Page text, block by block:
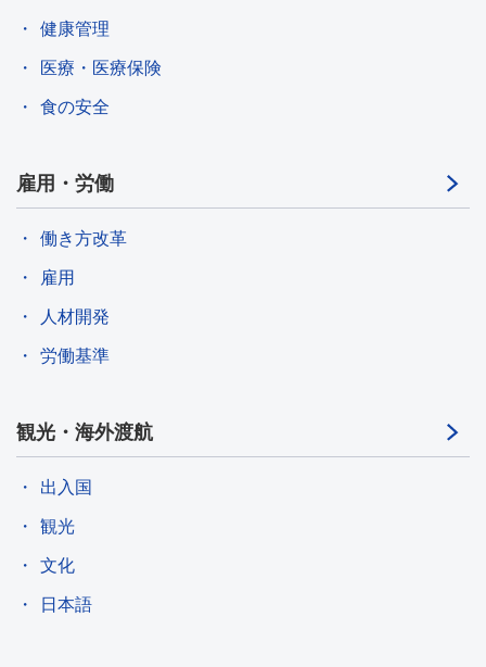
健康管理
医療・医療保険
食の安全
雇用・労働
働き方改革
雇用
人材開発
労働基準
観光・海外渡航
出入国
観光
文化
日本語